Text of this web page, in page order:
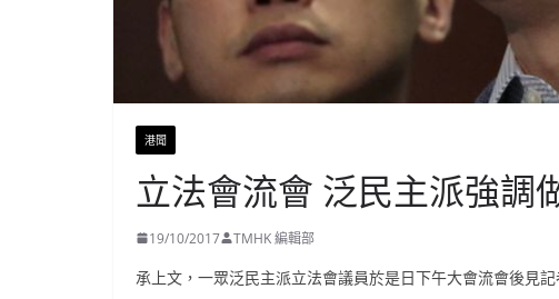
港聞
立法會流會 泛民主派強調
19/10/2017 TMHK 編輯部
承上文，一眾泛民主派立法會議員於是日下午大會流會後見記